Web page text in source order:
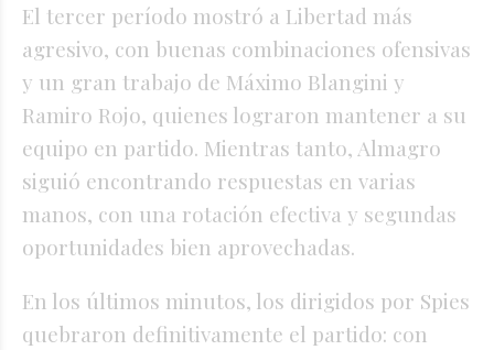
El tercer período mostró a Libertad más
agresivo, con buenas combinaciones ofensivas
y un gran trabajo de Máximo Blangini y
Ramiro Rojo, quienes lograron mantener a su
equipo en partido. Mientras tanto, Almagro
siguió encontrando respuestas en varias
manos, con una rotación efectiva y segundas
oportunidades bien aprovechadas.
En los últimos minutos, los dirigidos por Spies
quebraron definitivamente el partido: con